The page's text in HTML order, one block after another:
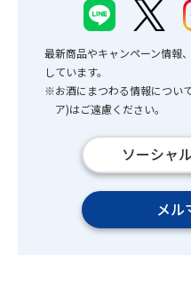
最新商品やキャンペーン情報
しています。
※お酒にまつわる情報につい
ア)はご遠慮ください。
ソーシャ
メル